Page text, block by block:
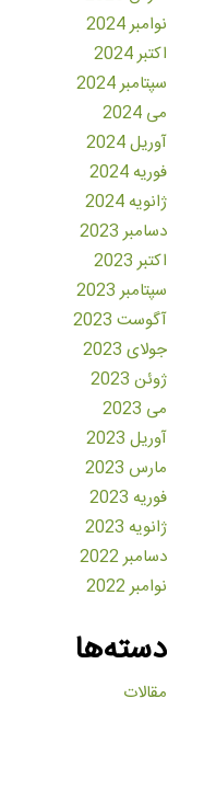
نوامبر 2024
اکتبر 2024
سپتامبر 2024
می 2024
آوریل 2024
فوریه 2024
ژانویه 2024
دسامبر 2023
اکتبر 2023
سپتامبر 2023
آگوست 2023
جولای 2023
ژوئن 2023
می 2023
آوریل 2023
مارس 2023
فوریه 2023
ژانویه 2023
دسامبر 2022
نوامبر 2022
دسته‌ها
مقالات